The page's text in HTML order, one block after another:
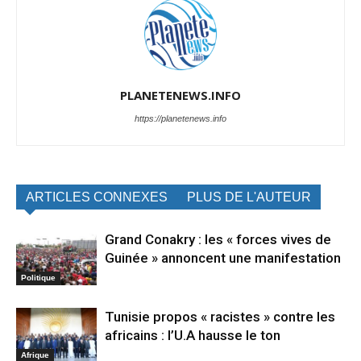
PLANETENEWS.INFO
https://planetenews.info
ARTICLES CONNEXES PLUS DE L'AUTEUR
Politique
Grand Conakry : les « forces vives de
Guinée » annoncent une manifestation
Afrique
Tunisie propos « racistes » contre les
africains : l’U.A hausse le ton